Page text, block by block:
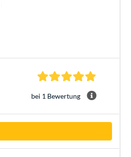
5.0 Sterne
bei 1 Bewertung